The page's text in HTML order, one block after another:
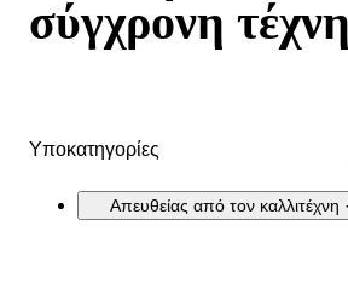
σύγχρονη τέχνη
Υποκατηγορίες
Απευθείας από τον καλλιτέχνη